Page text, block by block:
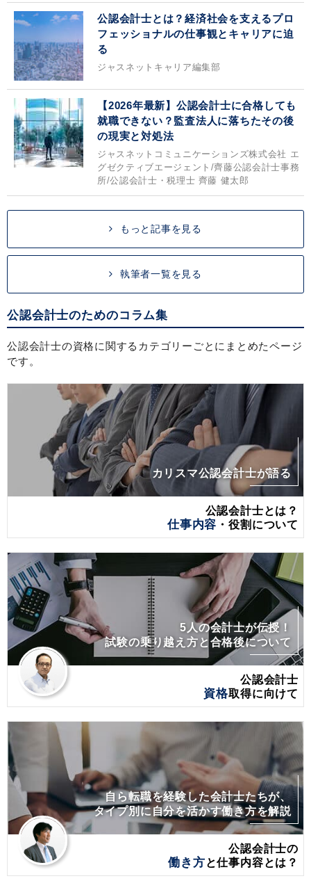
公認会計士とは？経済社会を支えるプロ
フェッショナルの仕事観とキャリアに迫
る
ジャスネットキャリア編集部
【2026年最新】公認会計士に合格しても
就職できない？監査法人に落ちたその後
の現実と対処法
ジャスネットコミュニケーションズ株式会社 エ
グゼクティブエージェント/齊藤公認会計士事務
所/公認会計士・税理士 齊藤 健太郎
もっと記事を見る
執筆者一覧を見る
公認会計士のためのコラム集
公認会計士の資格に関するカテゴリーごとにまとめたページ
です。
カリスマ公認会計士が語る
公認会計士とは？
仕事内容 ・役割について
5人の会計士が伝授！
試験の乗り越え方と合格後について
公認会計士
資格取得に向けて
自ら転職を経験した会計士たちが、
タイプ別に自分を活かす働き方を解説
公認会計士の
働き方と仕事内容とは？